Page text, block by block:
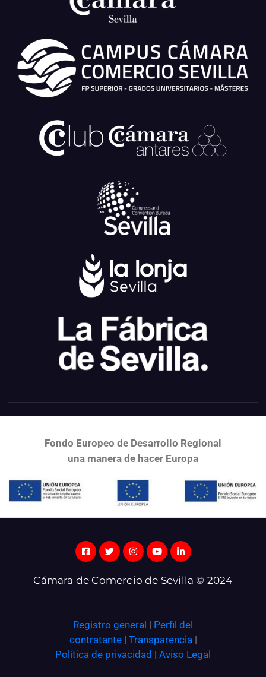
Fondo Europeo de Desarrollo Regional
una manera de hacer Europa
Cámara de Comercio de Sevilla © 2024
Registro general | Perfil del
contratante| Transparencia |
Política de privacidad | Aviso Legal